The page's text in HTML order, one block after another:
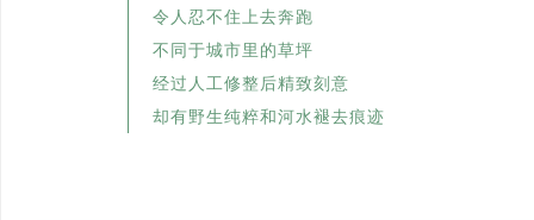
令人忍不住上去奔跑
不同于城市里的草坪
经过人工修整后精致刻意
却有野生纯粹和河水褪去痕迹